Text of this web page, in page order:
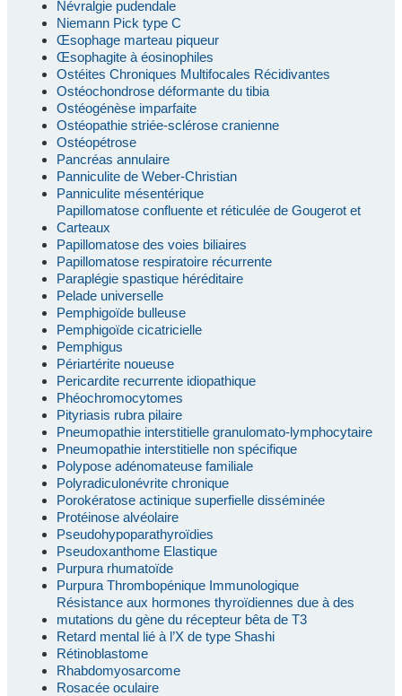
Névralgie pudendale
Niemann Pick type C
Œsophage marteau piqueur
Œsophagite à éosinophiles
Ostéites Chroniques Multifocales Récidivantes
Ostéochondrose déformante du tibia
Ostéogénèse imparfaite
Ostéopathie striée-sclérose cranienne
Ostéopétrose
Pancréas annulaire
Panniculite de Weber-Christian
Panniculite mésentérique
Papillomatose confluente et réticulée de Gougerot et
Carteaux
Papillomatose des voies biliaires
Papillomatose respiratoire récurrente
Paraplégie spastique héréditaire
Pelade universelle
Pemphigoïde bulleuse
Pemphigoïde cicatricielle
Pemphigus
Périartérite noueuse
Pericardite recurrente idiopathique
Phéochromocytomes
Pityriasis rubra pilaire
Pneumopathie interstitielle granulomato-lymphocytaire
Pneumopathie interstitielle non spécifique
Polypose adénomateuse familiale
Polyradiculonévrite chronique
Porokératose actinique superfielle disséminée
Protéinose alvéolaire
Pseudohypoparathyroïdies
Pseudoxanthome Elastique
Purpura rhumatoïde
Purpura Thrombopénique Immunologique
Résistance aux hormones thyroïdiennes due à des
mutations du gène du récepteur bêta de T3
Retard mental lié à l’X de type Shashi
Rétinoblastome
Rhabdomyosarcome
Rosacée oculaire